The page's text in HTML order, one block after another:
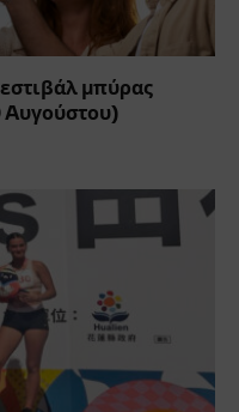
μπύρας
Aυγούστου)